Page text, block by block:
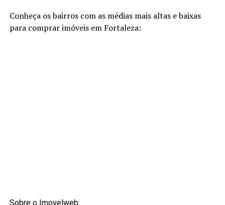
Conheça os bairros com as médias mais altas e baixas
para comprar imóveis em Fortaleza:
Sobre o Imovelweb: